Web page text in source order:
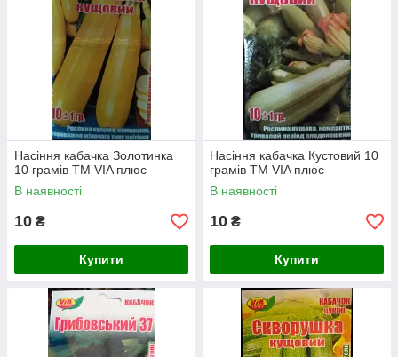
Насіння кабачка Золотинка
10 грамів ТМ VIA плюс
В наявності
10 ₴
Купити
Насіння кабачка Кустовий 10
грамів ТМ VIA плюс
В наявності
10 ₴
Купити